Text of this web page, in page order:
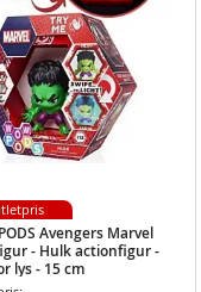
Avengers Marvel
- Hulk actionfigur -
lys - 15 cm